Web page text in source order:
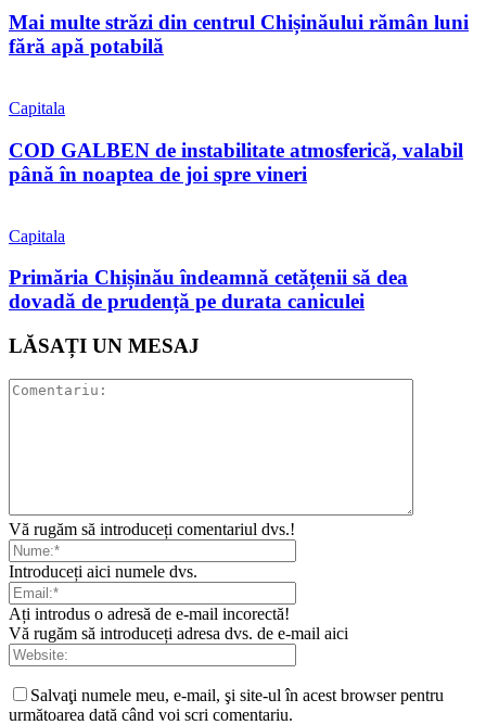
Mai multe străzi din centrul Chișinăului rămân luni
fără apă potabilă
Capitala
COD GALBEN de instabilitate atmosferică, valabil
până în noaptea de joi spre vineri
Capitala
Primăria Chișinău îndeamnă cetățenii să dea
dovadă de prudență pe durata caniculei
LĂSAȚI UN MESAJ
Vă rugăm să introduceți comentariul dvs.!
Introduceți aici numele dvs.
Ați introdus o adresă de e-mail incorectă!
Vă rugăm să introduceți adresa dvs. de e-mail aici
Salvaţi numele meu, e-mail, şi site-ul în acest browser pentru
următoarea dată când voi scri comentariu.